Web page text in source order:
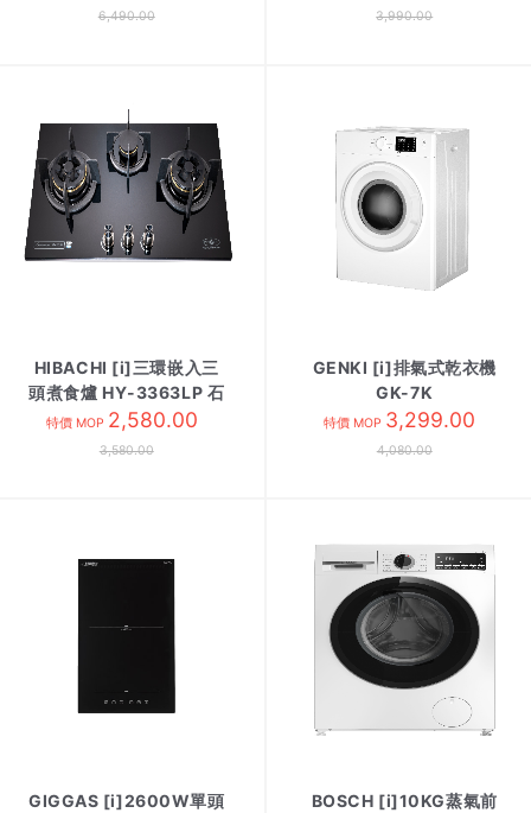
6,490.00 3,990.00
HIBACHI [i]三環嵌入三
頭煮食爐 HY-3363LP 石
油氣
特價 MOP 2,580.00
3,580.00
GENKI [i]排氣式乾衣機
GK-7K
特價 MOP 3,299.00
4,080.00
GIGGAS [i]2600W單頭
BOSCH [i]10KG蒸氣前